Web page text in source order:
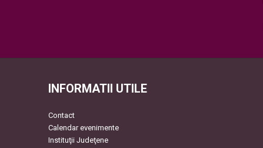
INFORMATII UTILE
Contact
Calendar evenimente
Instituţii Judeţene